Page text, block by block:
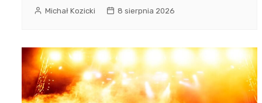
Michał Kozicki 8 sierpnia 2026